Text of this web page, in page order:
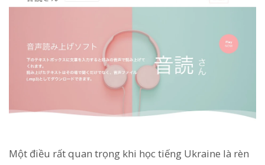
Một điều rất quan trọng khi học tiếng Ukraine là rèn